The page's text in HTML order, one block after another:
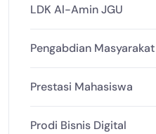
LDK Al-Amin JGU
Pengabdian Masyarakat
Prestasi Mahasiswa
Prodi Bisnis Digital